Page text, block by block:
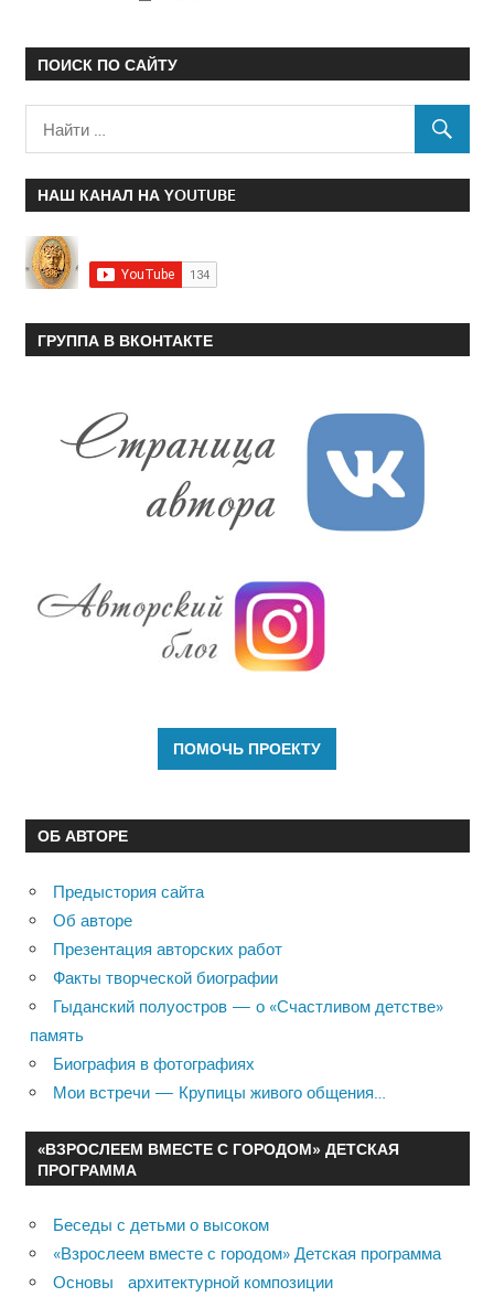
ПОИСК ПО САЙТУ
НАШ КАНАЛ НА YOUTUBE
ГРУППА В ВКОНТАКТЕ
ОБ АВТОРЕ
Предыстория сайта
Об авторе
Презентация авторских работ
Факты творческой биографии
Гыданский полуостров — о «Счастливом детстве»
память
Биография в фотографиях
Мои встречи — Крупицы живого общения…
«ВЗРОСЛЕЕМ ВМЕСТЕ С ГОРОДОМ» ДЕТСКАЯ
ПРОГРАММА
Беседы с детьми о высоком
«Взрослеем вместе с городом» Детская программа
Основы архитектурной композиции